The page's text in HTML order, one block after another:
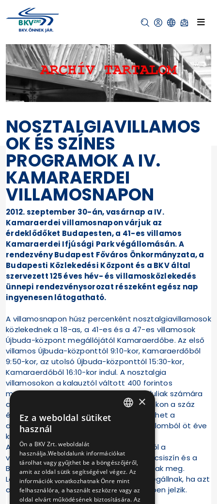
NOSZTALGIAVILLAMOS
OK ÉS SZÍNES
PROGRAMOK A IV.
KAMARAERDEI
VILLAMOSNAPON
2012. szeptember 30-án, vasárnap a IV.
Kamaraerdei villamosnapon várjuk az
érdeklődőket Budapesten, a 41-es villamos
Kamaraerdei Ifjúsági Park végállomásán. A
rendezvény Budapest Főváros Önkormányzata, a
Budapesti Közlekedési Központ és a BKV által
szervezett 125 éves hév- és villamosközlekedés
ünnepi rendezvénysorozat részeként egész nap
ingyenesen látogatható.
A villamosnapon húsz percenként nosztalgiavillamosok
közlekednek a 18-as, a 41-es és a 47-es villamosok
Újbuda-központ megállójától Kamaraerdőbe. Az első
villamos Újbuda-központtól 9:10-kor, Kamaraerdőből
9:50-kor, az utolsó Újbuda-központtól 15:30-kor,
Kamaraerdőből 16:10-kor indul. A nosztalgia
villamosokon a kalauztól váltott 400 forintos
menetjeggyel lehet utazni. Hat éven aluliak számára
az utazás díjmentes. A nosztalgiajáratokon a száz
éves favázas járművek mellett utazni lehet a
debreceni FVV csuklóssal, illetve a forgalomból öt éve
kivont UV villamossal is.
A nosztalgiavillamosok felszállás céljából a
végállomásokon kívül csak a Budafok kocsiszín és a
Budafoki elágazás megállóhelyeken állnak meg.
Leszállásra bármelyik megállóhelyen megállnak, ha azt
a járművezetőnek vagy a kísérőnek időben jelzik.
×
Ez a weboldal sütiket
használ
Ön a BKV Zrt. weboldalát
használja.Weboldalunk információkat
tárolhat vagy gyűjthet be a böngészőjéről,
amit az oldal sütik segítségével végez. Az
információk vonatkozhatnak Önre mint
felhasználóra, a használt eszközre vagy az
oldal elvárt működésének biztosítására. Az